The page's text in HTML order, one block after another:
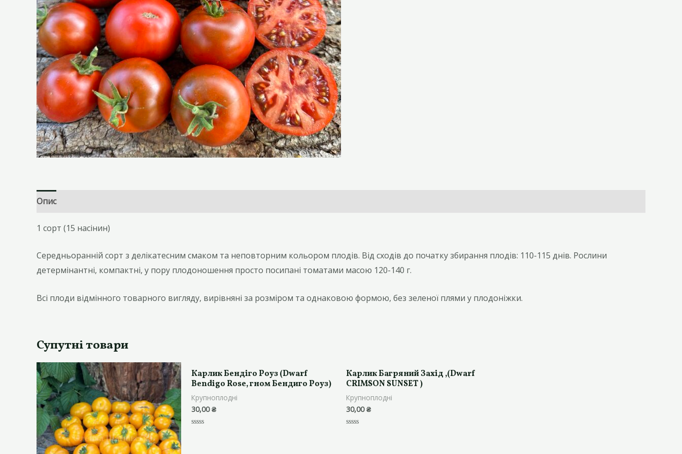
Опис
1 сорт (15 насінин)
Середньоранній сорт з делікатесним смаком та неповторним кольором плодів. Від сходів до початку збирання плодів: 110-115 днів. Рослини
детермінантні, компактні, у пору плодоношення просто посипані томатами масою 120-140 г.
Всі плоди відмінного товарного вигляду, вирівняні за розміром та однаковою формою, без зеленої плями у плодоніжки.
Супутні товари
Карлик Бендіго Роуз (Dwarf
Bendigo Rose, гном Бендиго Роуз)
Крупноплодні
30,00₴
Карлик Багряний Захід ,(Dwarf
CRIMSON SUNSET )
Крупноплодні
30,00₴